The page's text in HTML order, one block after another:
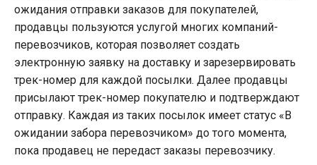
ожидания отправки заказов для покупателей,
продавцы пользуются услугой многих компаний-
перевозчиков, которая позволяет создать
электронную заявку на доставку и зарезервировать
трек-номер для каждой посылки. Далее продавцы
присылают трек-номер покупателю и подтверждают
отправку. Каждая из таких посылок имеет статус «В
ожидании забора перевозчиком» до того момента,
пока продавец не передаст заказы перевозчику.